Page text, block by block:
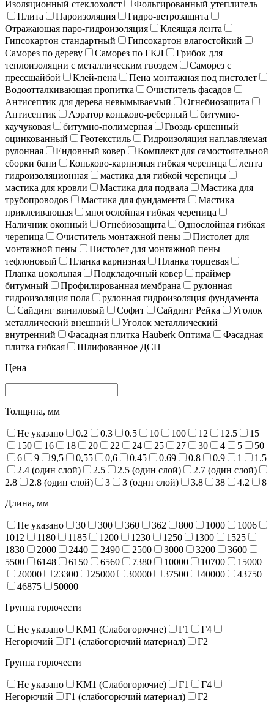
Изоляционный стеклохолст
Фольгированный утеплитель
Плита
Пароизоляция
Гидро-ветрозащита
Отражающая паро-гидроизоляция
Клеящая лента
Гипсокартон стандартный
Гипсокартон влагостойкий
Саморез по дереву
Саморез по ГКЛ
Грибок для
теплоизоляции с металлическим гвоздем
Саморез с
прессшайбой
Клей-пена
Пена монтажная под пистолет
Водоотталкивающая пропитка
Очиститель фасадов
Антисептик для дерева невымываемый
Огнебиозащита
Антисептик
Аэратор коньково-реберный
битумно-
каучуковая
битумно-полимерная
Гвоздь ершенный
оцинкованный
Геотекстиль
Гидроизоляция наплавляемая
рулонная
Ендовный ковер
Комплект для самостоятельной
сборки бани
Коньково-карнизная гибкая черепица
лента
гидроизоляционная
мастика для гибкой черепицы
мастика для кровли
Мастика для подвала
Мастика для
трубопроводов
Мастика для фундамента
Мастика
приклеивающая
многослойная гибкая черепица
Наличник оконный
Огнебиозащита
Однослойная гибкая
черепица
Очиститель монтажной пены
Пистолет для
монтажной пены
Пистолет для монтажной пены
тефлоновый
Планка карнизная
Планка торцевая
Планка цокольная
Подкладочный ковер
праймер
битумный
Профилированная мембрана
рулонная
гидроизоляция пола
рулонная гидроизоляция фундамента
Сайдинг виниловый
Софит Сайдинг Рейка
Уголок
металлический внешний
Уголок металлический
внутренний
Фасадная плитка Hauberk Оптима
Фасадная
плитка гибкая
Шлифованное ДСП
Цена
Толщина, мм
Не указано 0.2 0.3 0.5 10 100 12 12.5
15
150
16 18 20 22 24 25 27 30 4 5
50
6
9 9,5 0,55 0,6 0.45 0.69 0.8 0.9 1
1.5
2.4 (один слой)
2.5 2.5 (один слой)
2.7 (один слой)
2.8
2.8 (один слой) 3 3 (один слой) 3.8 38 4.2
8
Длина, мм
Не указано 30 300 360 362 800 1000
1006
1012
1180 1185 1200 1230 1250 1300
1525
1830
2000 2440 2490 2500 3000 3200
3600
5500
6148 6150 6560 7380 10000 10700
15000
20000
23300 25000 30000 37500 40000
43750
46875
50000
Группа горючести
Не указано KM1 (Слабогорючие) Г1
Г4
Негорючий
Г1 (слабогорючий материал)
Г2
Группа горючести
Не указано KM1 (Слабогорючие) Г1
Г4
Негорючий
Г1 (слабогорючий материал)
Г2